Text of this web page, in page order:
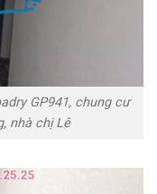
GP941, chung cư
nhà chị Lê